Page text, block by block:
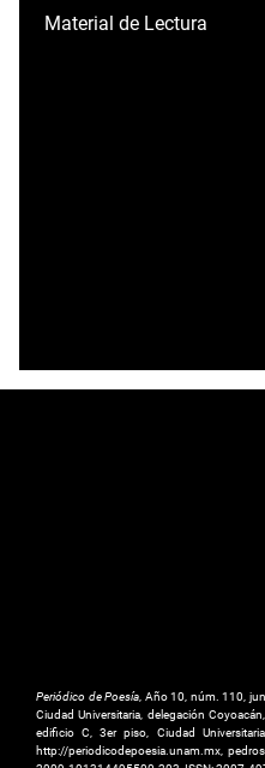
Material de Lectura
Periódico de Poesía, Año 10, núm. 110,
Ciudad Universitaria, delegación
edificio C, 3er piso, Ciudad
http://periodicodepoesia.unam.mx,